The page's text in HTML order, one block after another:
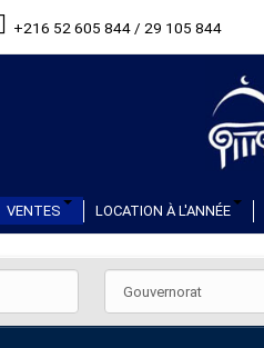
+216 52 605 844 / 29 105 844
VENTES LOCATION À L'ANNÉE